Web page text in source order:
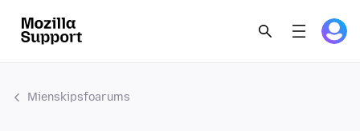
Mienskipsfoarums